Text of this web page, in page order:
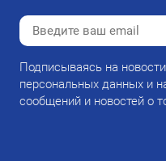
Подписываясь на
персональных данных и
сообщений и новостей о